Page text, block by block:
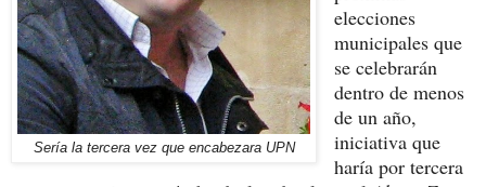
Sería la tercera vez que encabezara UPN
elecciones
municipales que
se celebrarán
dentro de menos
de un año,
iniciativa que
haría por tercera